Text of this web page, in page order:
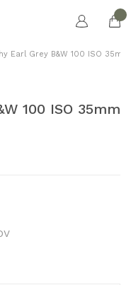
Earl Grey B&W 100 ISO
100 ISO 35mm